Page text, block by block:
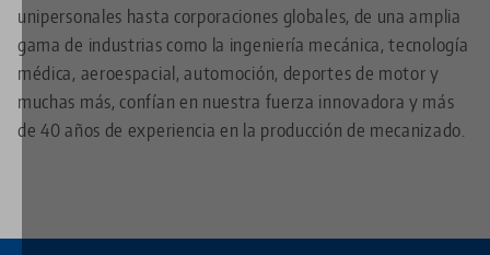
unipersonales hasta corporaciones globales, de una amplia
gama de industrias como la ingeniería mecánica, tecnología
médica, aeroespacial, automoción, deportes de motor y
muchas más, confían en nuestra fuerza innovadora y más
de 40 años de experiencia en la producción de mecanizado.